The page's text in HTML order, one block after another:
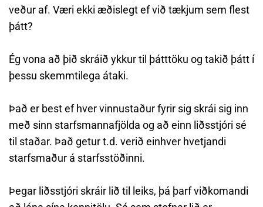
veður af. Væri ekki æðislegt ef við tækjum sem flest
þátt?
Ég vona að þið skráið ykkur til þátttöku og takið þátt í
þessu skemmtilega átaki.
Það er best ef hver vinnustaður fyrir sig skrái sig inn
með sinn starfsmannafjölda og að einn liðsstjóri sé
til staðar. Það getur t.d. verið einhver hvetjandi
starfsmaður á starfsstöðinni.
Þegar liðsstjóri skráir lið til leiks, þá þarf viðkomandi